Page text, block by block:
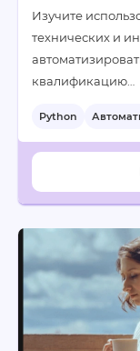
Изучите
технических и
квалификацию…
Python
+4